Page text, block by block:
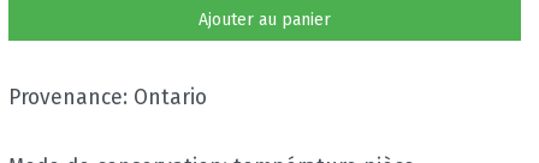
Ajouter au panier
Provenance: Ontario